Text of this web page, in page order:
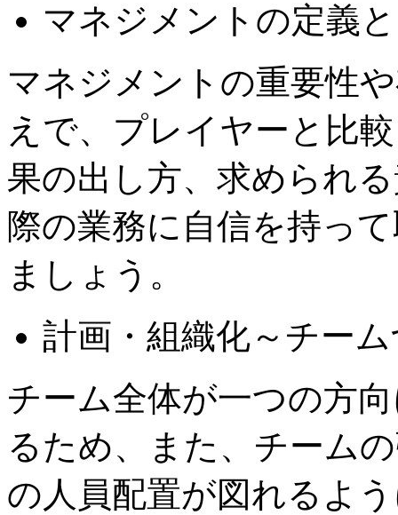
マネジメントの定義
マネジメントの重要性
えで、プレイヤーと比
果の出し方、求められ
際の業務に自信を持っ
ましょう。
計画・組織化～チー
チーム全体が一つの方
るため、また、チーム
の人員配置が図れるよ